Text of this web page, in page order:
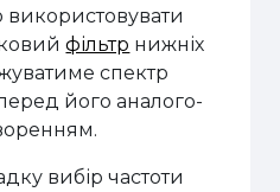
використовувати
фільтр нижніх
спектр
його аналого-
вибір частоти